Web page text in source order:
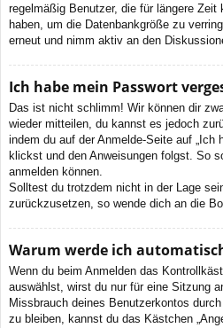
regelmäßig Benutzer, die für längere Zeit
haben, um die Datenbankgröße zu
erneut und nimm aktiv an den
Ich habe mein Passwort
Das ist nicht schlimm! Wir können dir
wieder mitteilen, du kannst es jedoch
indem du auf der Anmelde-Seite auf „Ich
klickst und den Anweisungen folgst. So
anmelden können.
Solltest du trotzdem nicht in der Lage
zurückzusetzen, so wende dich an die
Warum werde ich
Wenn du beim Anmelden das
auswählst, wirst du nur für eine Sitzung
Missbrauch deines Benutzerkontos
zu bleiben, kannst du das Kästchen